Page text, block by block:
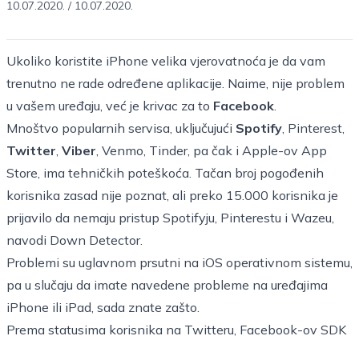
10.07.2020. / 10.07.2020.
Ukoliko koristite iPhone velika vjerovatnoća je da vam
trenutno ne rade određene aplikacije. Naime, nije problem
u vašem uređaju, već je krivac za to Facebook.
Mnoštvo popularnih servisa, uključujući Spotify, Pinterest,
Twitter, Viber, Venmo, Tinder, pa čak i Apple-ov App
Store, ima tehničkih poteškoća. Tačan broj pogođenih
korisnika zasad nije poznat, ali preko 15.000 korisnika je
prijavilo da nemaju pristup Spotifyju, Pinterestu i Wazeu,
navodi Down Detector.
Problemi su uglavnom prsutni na iOS operativnom sistemu,
pa u slučaju da imate navedene probleme na uređajima
iPhone ili iPad, sada znate zašto.
Prema statusima korisnika na Twitteru, Facebook-ov SDK